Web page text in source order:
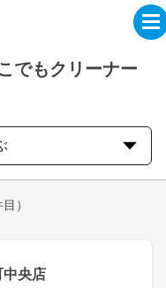
でもクリーナー
）
中央店